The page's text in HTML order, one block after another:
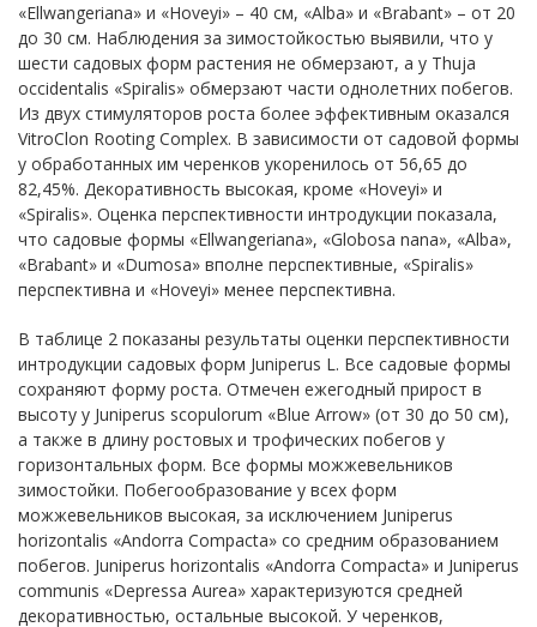
«Ellwangeriana» и «Hoveyi» – 40 см, «Alba» и «Brabant» – от 20
до 30 см. Наблюдения за зимостойкостью выявили, что у
шести садовых форм растения не обмерзают, а у Thuja
occidentalis «Spiralis» обмерзают части однолетних побегов.
Из двух стимуляторов роста более эффективным оказался
VitroClon Rooting Complex. В зависимости от садовой формы
у обработанных им черенков укоренилось от 56,65 до
82,45%. Декоративность высокая, кроме «Hoveyi» и
«Spiralis». Оценка перспективности интродукции показала,
что садовые формы «Ellwangeriana», «Globosa nana», «Alba»,
«Brabant» и «Dumosa» вполне перспективные, «Spiralis»
перспективна и «Hoveyi» менее перспективна.
В таблице 2 показаны результаты оценки перспективности
интродукции садовых форм Juniperus L. Все садовые формы
сохраняют форму роста. Отмечен ежегодный прирост в
высоту у Juniperus scopulorum «Blue Arrow» (от 30 до 50 см),
а также в длину ростовых и трофических побегов у
горизонтальных форм. Все формы можжевельников
зимостойки. Побегообразование у всех форм
можжевельников высокая, за исключением Juniperus
horizontalis «Andorra Compacta» со средним образованием
побегов. Juniperus horizontalis «Andorra Compacta» и Juniperus
communis «Depressa Aurea» характеризуются средней
декоративностью, остальные высокой. У черенков,